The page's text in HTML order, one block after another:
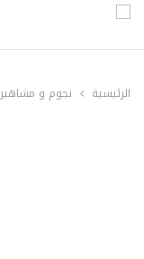
الرئيسية نجوم و مشاهير